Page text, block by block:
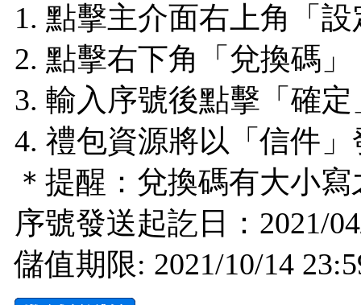
1. 點擊主介面右上角「
2. 點擊右下角「兌換碼」
3. 輸入序號後點擊「確定
4. 禮包資源將以「信件」
＊提醒：兌換碼有大小寫
序號發送起訖日：2021/
儲值期限: 2021/10/14